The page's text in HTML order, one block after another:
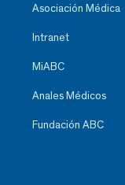
Asociación Médica
Intranet
MiABC
Anales Médicos
Fundación ABC